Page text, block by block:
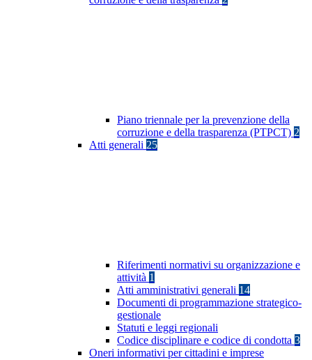
Piano triennale per la prevenzione della
corruzione e della trasparenza (PTPCT) 2
Atti generali 25
Riferimenti normativi su organizzazione e
attività 1
Atti amministrativi generali 14
Documenti di programmazione strategico-
gestionale
Statuti e leggi regionali
Codice disciplinare e codice di condotta 3
Oneri informativi per cittadini e imprese